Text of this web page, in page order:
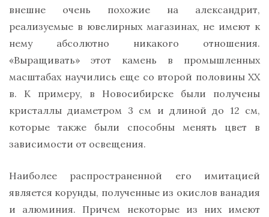
внешне очень похожие на александрит,
реализуемые в ювелирных магазинах, не имеют к
нему абсолютно никакого отношения.
«Выращивать» этот камень в промышленных
масштабах научились еще со второй половины ХХ
в. К примеру, в Новосибирске были получены
кристаллы диаметром 3 см и длиной до 12 см,
которые также были способны менять цвет в
зависимости от освещения.
Наиболее распространенной его имитацией
является корунды, полученные из окислов ванадия
и алюминия. Причем некоторые из них имеют